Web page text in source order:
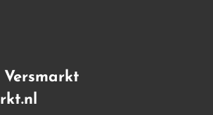
Versmarkt